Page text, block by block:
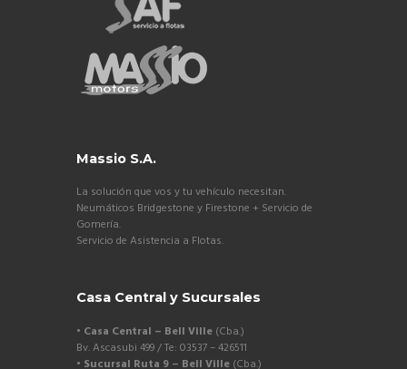
Massio S.A.
La solución que vos y tu vehículo necesitan.
Neumáticos Bridgestone y Firestone + Servicio de
Gomería.
Servicio de Asistencia a Flotas.
Casa Central y Sucursales
• Casa Central – Bell Ville (Cba.)
Bv. Ascasubi 499 / Te: 03537 – 426511
• Sucursal Ruta 9 – Bell Ville (Cba.)